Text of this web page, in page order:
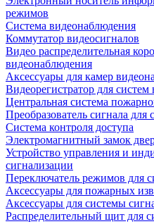
режимов
Система видеонаблюдения
Коммутатор видеосигналов
Видео распределительная
видеонаблюдения
Аксессуары для камер
Видеорегистратор для
Центральная система
Преобразователь сигнала
Система контроля доступа
Электромагнитный замок
Устройство управления и
сигнализации
Переключатель режимов для
Аксессуары для пожарных
Аксессуары для системы
Распределительный щит для